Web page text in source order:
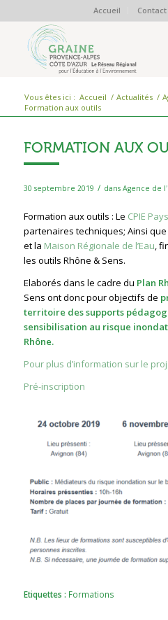
Accueil Contact
Vous êtes ici : Accueil / Actualités /
Formation aux outils
FORMATION AUX
30 septembre 2019 / dans Agence de
Formation aux outils : Le CPIE
partenaires techniques; Ainsi que
et la Maison Régionale de l’Eau,
les outils Rhône & Sens.
Elaborés dans le cadre du Plan
Sens ont donc pour objectifs de
territoire des supports
sensibilisation au risque
Rhône.
Pour plus d’information sur le
Pré-inscription
Etiquettes : Formations